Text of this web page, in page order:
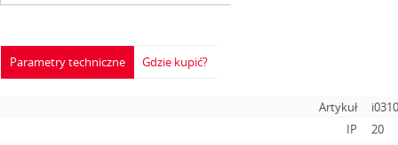
Parametry techniczne
Artykuł
IP
20
Gdzie kupić?